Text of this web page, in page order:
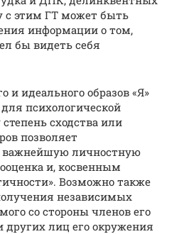
с этим ГТ может быть
информации о том,
бы видеть себя
и идеального образов «Я»
психологической
сходства или
позволяет
важнейшую личностную
и, косвенным
Возможно также
независимых
со стороны членов его
других лиц его окружения